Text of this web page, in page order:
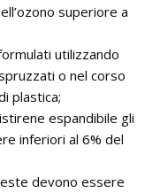
superiore a
utilizzando
o nel corso
plastica;
espandibile gli
inferiori al 6% del
devono essere